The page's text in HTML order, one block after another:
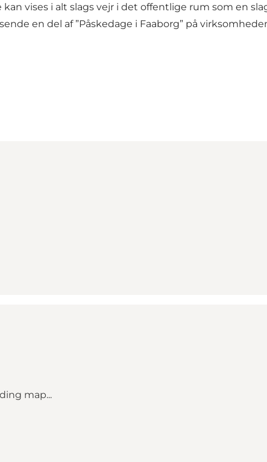
vises i alt slags vejr i det offentlige rum som en
en del af ”Påskedage i Faaborg” på
map...